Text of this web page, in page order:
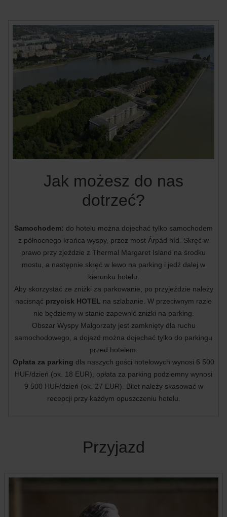
Jak możesz do nas
dotrzeć?
Samochodem: do hotelu można dojechać tylko samochodem
z północnego krańca wyspy, przez most Árpád híd. Skręć w
prawo przy zjeździe z Thermal Margaret Island na środku
mostu, a następnie skręć w lewo na parking i jedź dalej w
kierunku hotelu.
Aby skorzystać ze zniżki za parkowanie, po przyjeździe należy
nacisnąć przycisk HOTEL na szlabanie. W przeciwnym razie
nie będziemy w stanie zapewnić zniżki na parking.
Obszar Wyspy Małgorzaty jest zamknięty dla ruchu
samochodowego, a dojazd można dojechać tylko do parkingu
przed hotelem.
Opłata za parking dla naszych gości hotelowych wynosi 6 500
HUF/dzień (ok. 18 EUR), opłata za parking podziemny wynosi
9 500 HUF/dzień (ok. 27 EUR). Bilet należy skasować w
recepcji przy każdym opuszczeniu hotelu.
Przyjazd